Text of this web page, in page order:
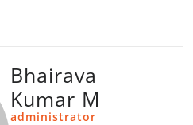
Bhairava
Kumar M
administrator